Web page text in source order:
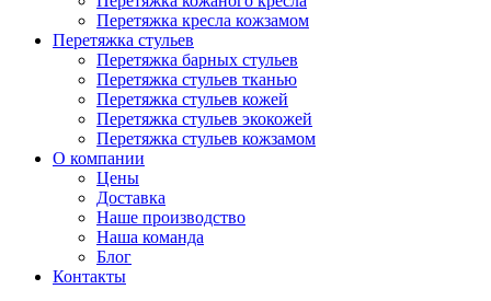
Перетяжка кресла кожзамом
Перетяжка стульев
Перетяжка барных стульев
Перетяжка стульев тканью
Перетяжка стульев кожей
Перетяжка стульев экокожей
Перетяжка стульев кожзамом
О компании
Цены
Доставка
Наше производство
Наша команда
Блог
Контакты